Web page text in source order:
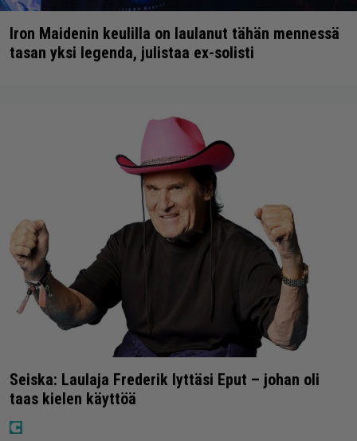
Iron Maidenin keulilla on laulanut tähän mennessä
tasan yksi legenda, julistaa ex-solisti
Seiska: Laulaja Frederik lyttäsi Eput – johan oli
taas kielen käyttöä